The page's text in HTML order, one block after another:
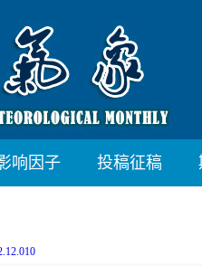
响因子 投稿征稿